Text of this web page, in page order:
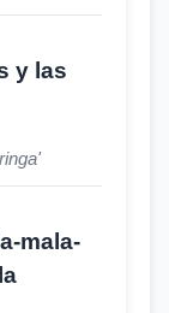
y las
mala-